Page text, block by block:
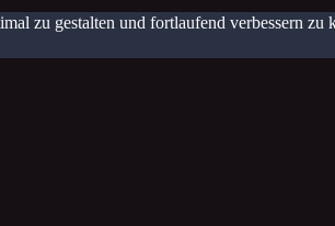
zu gestalten und fortlaufend verbessern